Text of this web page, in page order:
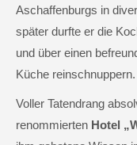
Aschaffenburgs in
später durfte er die
und über einen
Küche reinschnuppern.
Voller Tatendrang
renommierten Hotel